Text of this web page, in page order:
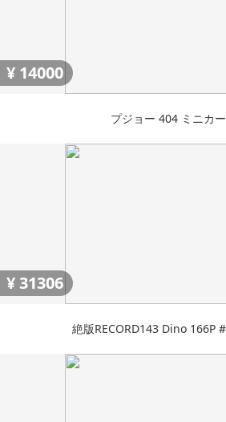
¥ 14000
プジョー 404 ミニカ
¥31306
絶版RECORD143 Dino 166P